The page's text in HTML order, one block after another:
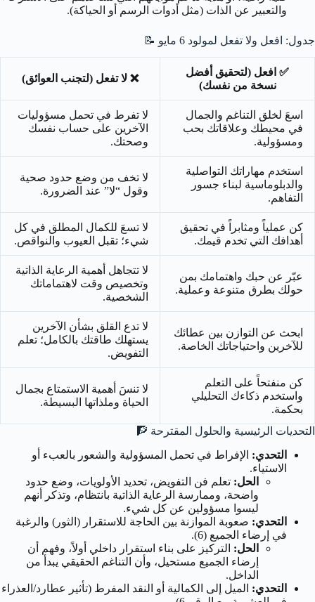
والتعبير عن الذات (مثل أدوات الرسم أو الحياكة).
جدول: افعل ولا تفعل لمولود 6 مايو 📝
✅ افعل (لتحقيق أفضل
نسخة من نفسك)
❌ لا تفعل (لتجنب العوائق)
اسعَ لخلق التناغم والجمال
في محيطك وعلاقاتك بحب
ومسؤولية.
لا تفرط في تحمل مسؤوليات
الآخرين على حساب نفسك
وصحتك.
استخدم مهاراتك التواصلية
والدبلوماسية لبناء جسور
التفاهم.
لا تخف من وضع حدود صحية
وقول “لا” عند الضرورة.
كن عملياً ومثابراً في تحقيق
أهدافك التي تخدم قيمك.
لا تسعَ للكمال المطلق في كل
شيء؛ تقبل العيوب والنواقص.
عبّر عن حبك واهتمامك بمن
حولك بطرق متنوعة وعملية.
لا تتجاهل أهمية الرعاية الذاتية
وتخصيص وقت لاهتماماتك
الشخصية.
ابحث عن التوازن بين عطائك
للآخرين واحتياجاتك الخاصة.
لا تدع القلق بشأن الآخرين
يستهلك طاقتك بالكامل؛ تعلم
التفويض.
كن منفتحاً على التعلم
واستخدم ذكاءك التحليلي
بحكمة.
لا تنسَ أهمية الاستمتاع بجمال
الحياة وملذاتها البسيطة.
التحديات الرئيسية والحلول المقترحة 🧗
التحدي: الإفراط في تحمل المسؤولية والشعور بالعبء أو
الاستياء.
الحل: تعلم فن التفويض، تحديد الأولويات، وضع حدود
واضحة، وممارسة الرعاية الذاتية بانتظام، وتذكر أنهم
ليسوا مسؤولين عن كل شيء.
التحدي: صعوبة الموازنة بين الحاجة للاستقرار (الثور) والرغبة
في إرضاء الجميع (6).
الحل: التركيز على بناء استقرار داخلي أولاً، وفهم أن
إرضاء الجميع مستحيل، وأن التناغم الحقيقي يبدأ من
الداخل.
التحدي: الميل إلى الكمالية أو النقد المفرط (تأثير عطارد/العذراء